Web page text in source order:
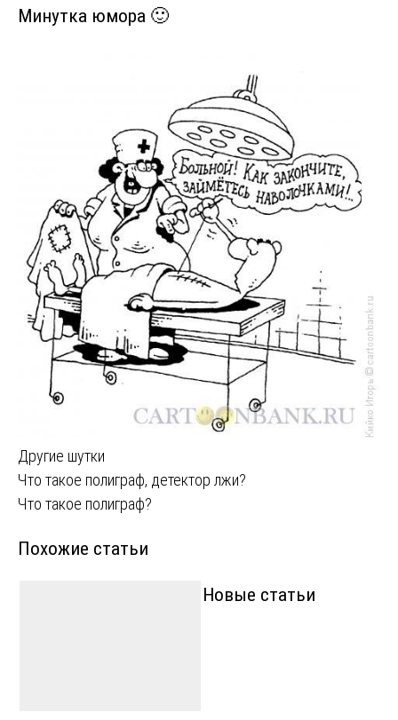
Минутка юмора 🙂
Другие шутки
Навигация
записям
Что такое полиграф, детектор лжи?
Что такое полиграф?
Похожие статьи
Новые статьи